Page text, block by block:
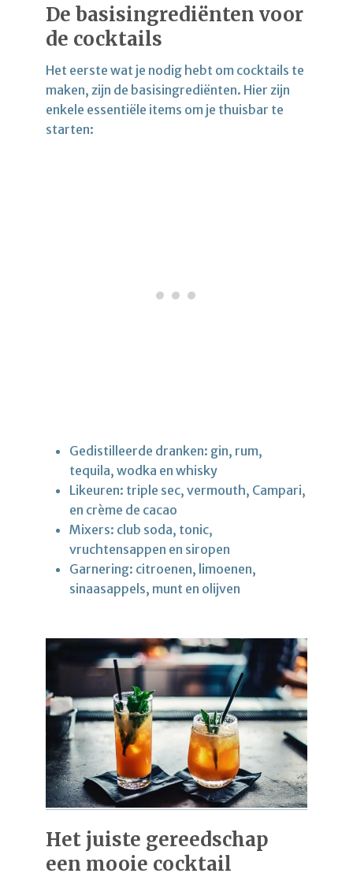
De basisingrediënten voor
de cocktails
Het eerste wat je nodig hebt om cocktails te
maken, zijn de basisingrediënten. Hier zijn
enkele essentiële items om je thuisbar te
starten:
Gedistilleerde dranken: gin, rum,
tequila, wodka en whisky
Likeuren: triple sec, vermouth, Campari,
en crème de cacao
Mixers: club soda, tonic,
vruchtensappen en siropen
Garnering: citroenen, limoenen,
sinaasappels, munt en olijven
Het juiste gereedschap
een mooie cocktail